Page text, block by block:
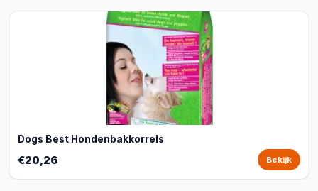
Dogs Best Hondenbakkorrels
€20,26 Bekijk